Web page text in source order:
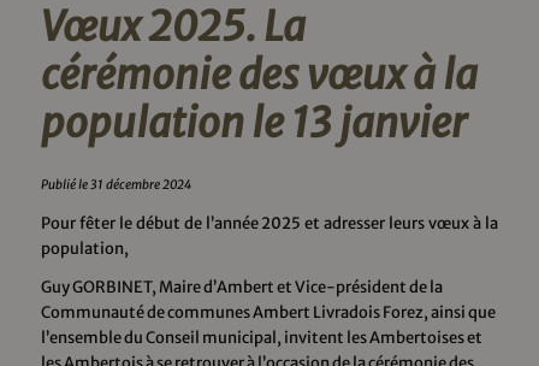
Vœux 2025. La
cérémonie des vœux à la
population le 13 janvier
Publié le 31 décembre 2024
Pour fêter le début de l’année 2025 et adresser leurs vœux à la
population,
Guy GORBINET, Maire d’Ambert et Vice-président de la
Communauté de communes Ambert Livradois Forez, ainsi que
l’ensemble du Conseil municipal, invitent les Ambertoises et